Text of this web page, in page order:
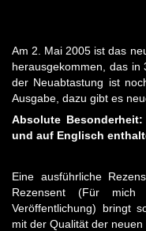
Am 2. Mai 2005 ist das
herausgekommen, das
der Neuabtastung ist
Ausgabe, dazu gibt es
Absolute
und auf Englisch
Eine ausführliche
Rezensent (Für
Veröffentlichung) bringt
mit der Qualität der neuen